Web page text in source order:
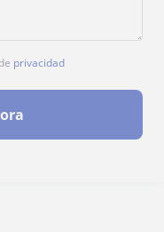
privacidad